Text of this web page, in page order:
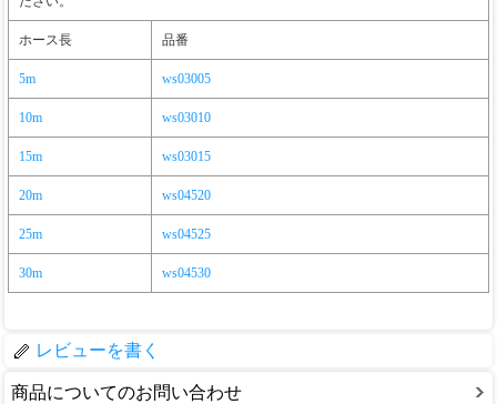
ホース長 品番
5m ws03005
10m ws03010
15m ws03015
20m ws04520
25m ws04525
30m ws04530
レビューを書く
商品についてのお問い合わせ